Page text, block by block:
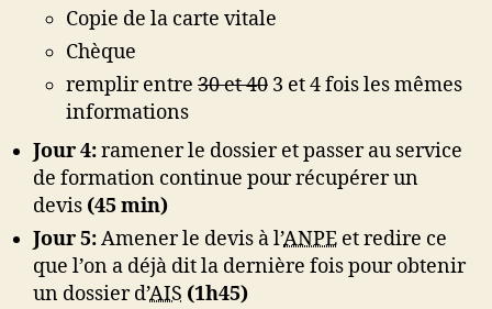
Copie de la carte vitale
Chèque
remplir entre 30 et 40 3 et 4 fois les mêmes
informations
Jour 4:ramener le dossier et passer au service
de formation continue pour récupérer un
devis (45 min)
Jour 5:Amener le devis à l’ANPE et redire ce
que l’on a déjà dit la dernière fois pour obtenir
un dossier d’AIS (1h45)